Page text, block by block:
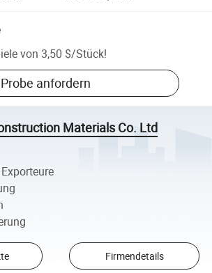
von 3,50 $/Stück!
Probe anfordern
Materials Co. Ltd
Firmendetails